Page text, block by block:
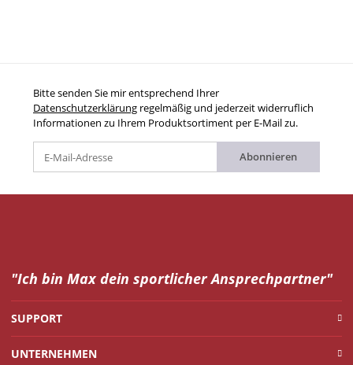
Bitte senden Sie mir entsprechend Ihrer
Datenschutzerklärung regelmäßig und jederzeit widerruflich
Informationen zu Ihrem Produktsortiment per E-Mail zu.
Abonnieren
"Ich bin Max dein sportlicher Ansprechpartner"
SUPPORT
UNTERNEHMEN